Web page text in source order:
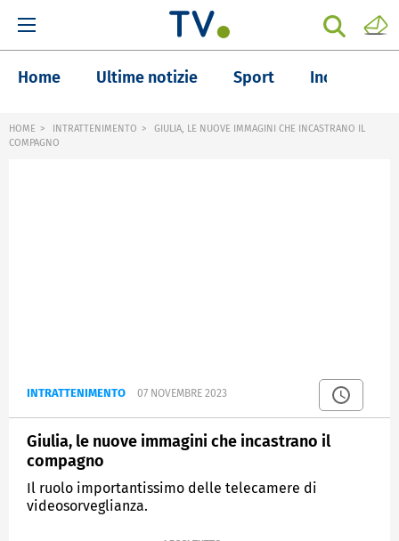
Home Ultime notizie Sport Inchieste
HOME INTRATTENIMENTO
GIULIA, LE NUOVE IMMAGINI CHE INCASTRANO IL
COMPAGNO
INTRATTENIMENTO 07 NOVEMBRE 2023
Giulia, le nuove immagini che incastrano il
compagno
Il ruolo importantissimo delle telecamere di
videosorveglianza.